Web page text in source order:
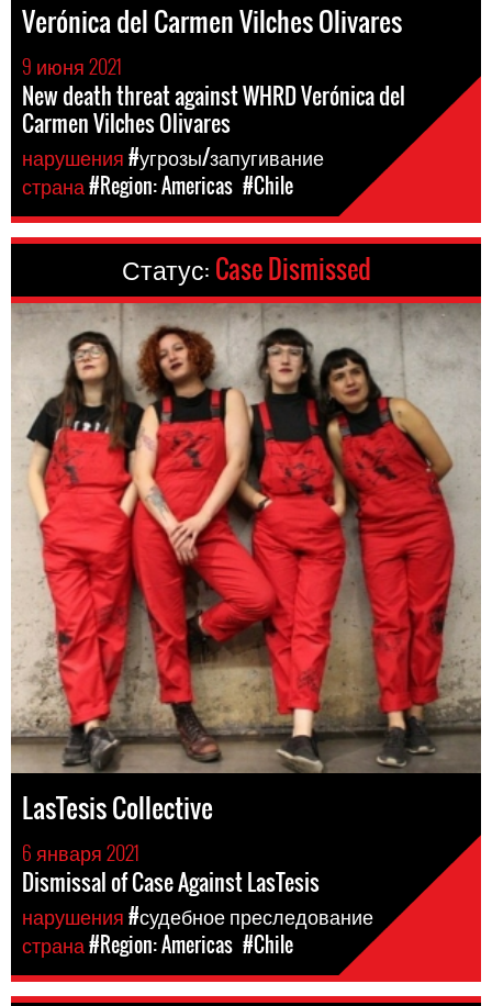
Verónica del Carmen Vilches Olivares
9 июня 2021
New death threat against WHRD Verónica del
Carmen Vilches Olivares
нарушения#угрозы/запугивание
страна#Region: Americas #Chile
Статус: Case Dismissed
LasTesis Collective
6 января 2021
Dismissal of Case Against LasTesis
нарушения#судебное преследование
страна#Region: Americas #Chile